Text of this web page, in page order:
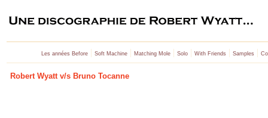
Les années Before| Soft Machine| Matching Mole| Solo| With Friends | Samples |
Robert Wyatt v/s Bruno Tocanne